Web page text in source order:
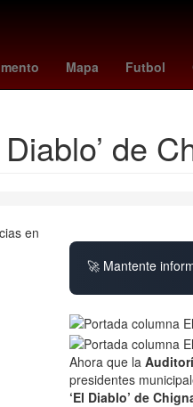
Mapa Futbol
Suena Villa Madero
de
🚀 Mantente
Ahora que la
presidentes
‘El Diablo’ de